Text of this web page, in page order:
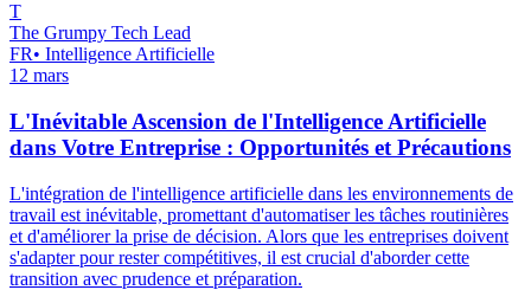
T
The Grumpy Tech Lead
FR• Intelligence Artificielle
12 mars
L'Inévitable Ascension de l'Intelligence Artificielle
dans Votre Entreprise : Opportunités et Précautions
L'intégration de l'intelligence artificielle dans les environnements de
travail est inévitable, promettant d'automatiser les tâches routinières
et d'améliorer la prise de décision. Alors que les entreprises doivent
s'adapter pour rester compétitives, il est crucial d'aborder cette
transition avec prudence et préparation.